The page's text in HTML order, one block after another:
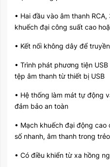
• Hai đầu vào âm thanh
khuếch đại công suất cao
• Kết nối không dây để
• Trình phát phương tiện
tệp âm thanh từ thiết bị USB
• Hệ thống làm mát tự động
đảm bảo an toàn
• Mạch khuếch đại động
số nhanh, âm thanh trong
• Có điều khiển từ xa hồng